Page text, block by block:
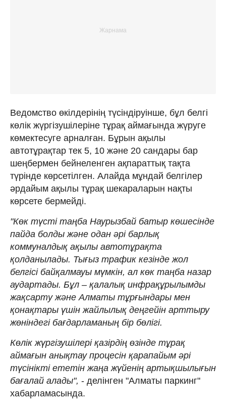
Ведомство өкілдерінің түсіндіруінше, бұл белгі
көлік жүргізушілеріне тұрақ аймағында жүруге
көмектесуге арналған. Бұрын ақылы
автотұрақтар тек 5, 10 және 20 сандары бар
шеңбермен бейнеленген ақпараттық тақта
түрінде көрсетілген. Алайда мұндай белгілер
әрдайым ақылы тұрақ шекараларын нақты
көрсете бермейді.
"Көк түсті таңба Наурызбай батыр көшесінде
пайда болды және одан әрі барлық
коммуналдық ақылы автотұрақта
қолданылады. Тығыз трафик кезінде жол
белгісі байқалмауы мүмкін, ал көк таңба назар
аудартады. Бұл – қалалық инфрақұрылымды
жақсарту және Алматы тұрғындары мен
қонақтары үшін жайлылық деңгейін арттыру
жөніндегі бағдарламаның бір бөлігі.
Көлік жүргізушілері қазірдің өзінде тұрақ
аймағын анықтау процесін қарапайым әрі
түсінікті ететін жаңа жүйенің артықшылығын
бағалай алады", - делінген "Алматы паркинг"
хабарламасында.